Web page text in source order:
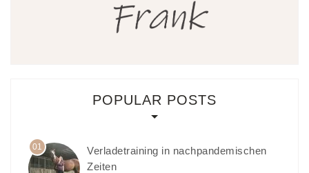
POPULAR POSTS
01
Verladetraining in nachpandemischen
Zeiten